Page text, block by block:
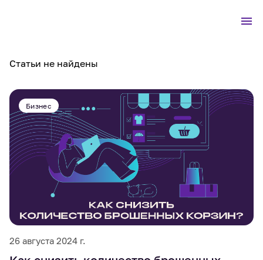
Статьи не найдены
Бизнес
26 августа 2024 г.